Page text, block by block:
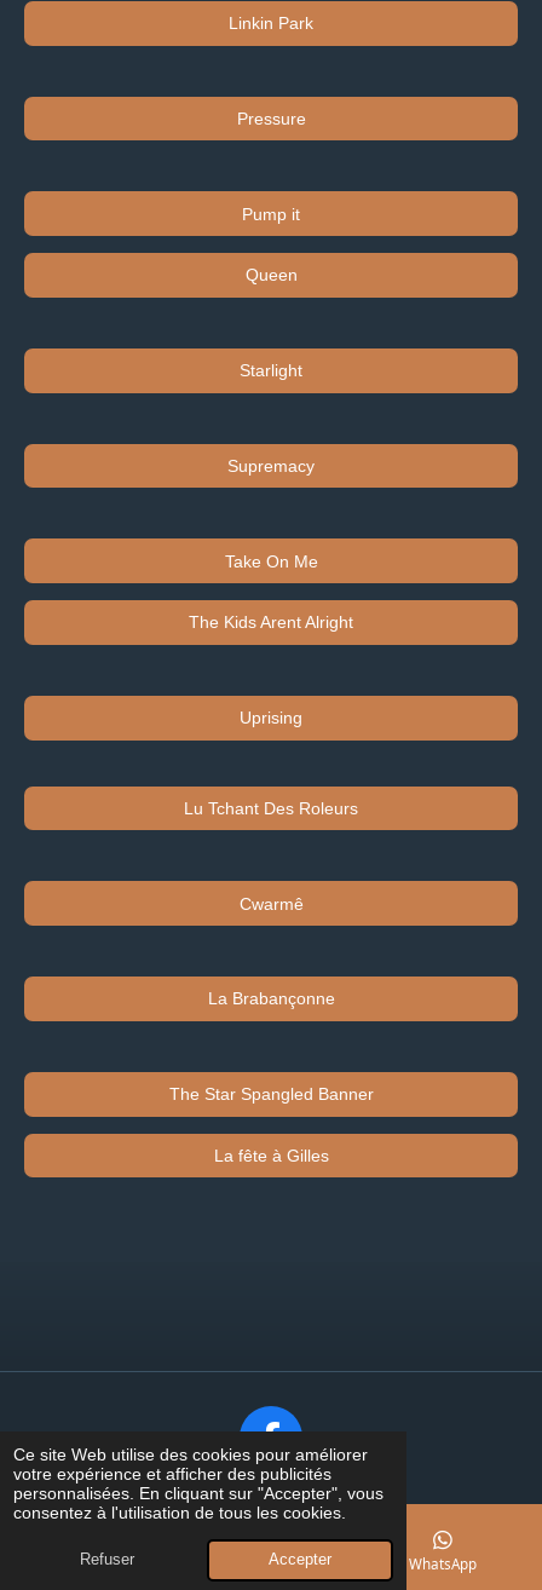
Ce site Web utilise des cookies pour améliorer
votre expérience et afficher des publicités
personnalisées. En cliquant sur "Accepter", vous
consentez à l'utilisation de tous les cookies.
Refuser Accepter
Linkin Park
Pressure
Pump it
Queen
Starlight
Supremacy
Take On Me
The Kids Arent Alright
Uprising
Lu Tchant Des Roleurs
Cwarmê
La Brabançonne
The Star Spangled Banner
La fête à Gilles
F
a
c
e
b
E-mail Téléphone WhatsApp